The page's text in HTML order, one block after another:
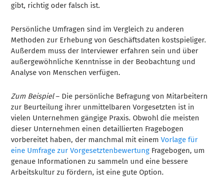
gibt, richtig oder falsch ist.
Persönliche Umfragen sind im Vergleich zu anderen
Methoden zur Erhebung von Geschäftsdaten kostspieliger.
Außerdem muss der Interviewer erfahren sein und über
außergewöhnliche Kenntnisse in der Beobachtung und
Analyse von Menschen verfügen.
Zum Beispiel– Die persönliche Befragung von Mitarbeitern
zur Beurteilung ihrer unmittelbaren Vorgesetzten ist in
vielen Unternehmen gängige Praxis. Obwohl die meisten
dieser Unternehmen einen detaillierten Fragebogen
vorbereitet haben, der manchmal mit einemVorlage für
eine Umfrage zur Vorgesetztenbewertung Fragebogen, um
genaue Informationen zu sammeln und eine bessere
Arbeitskultur zu fördern, ist eine gute Option.